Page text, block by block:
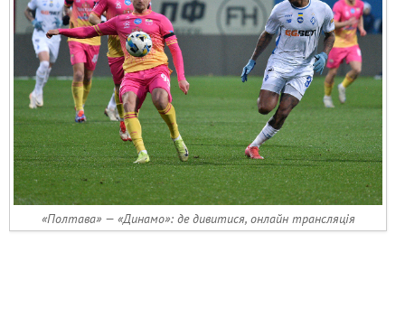
«Полтава» — «Динамо»: де дивитися, онлайн трансляція